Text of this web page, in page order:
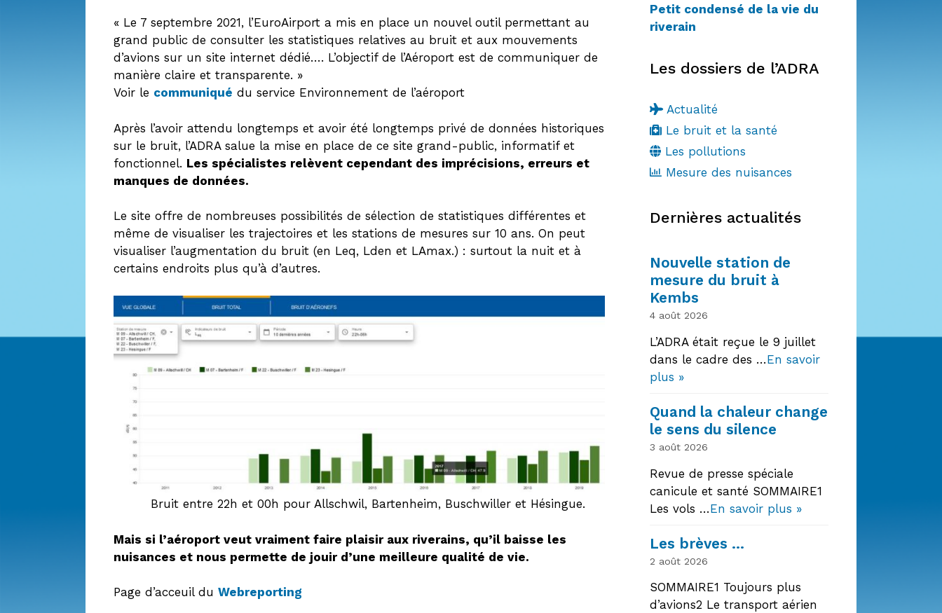
« Le 7 septembre 2021, l’EuroAirport a mis en place un nouvel outil permettant au
grand public de consulter les statistiques relatives au bruit et aux mouvements
d’avions sur un site internet dédié…. L’objectif de l’Aéroport est de communiquer de
manière claire et transparente. »
Voir le communiqué du service Environnement de l’aéroport
Après l’avoir attendu longtemps et avoir été longtemps privé de données historiques
sur le bruit, l’ADRA salue la mise en place de ce site grand-public, informatif et
fonctionnel. Les spécialistes relèvent cependant des imprécisions, erreurs et
manques de données.
Le site offre de nombreuses possibilités de sélection de statistiques différentes et
même de visualiser les trajectoires et les stations de mesures sur 10 ans. On peut
visualiser l’augmentation du bruit (en Leq, Lden et LAmax.) : surtout la nuit et à
certains endroits plus qu’à d’autres.
Bruit entre 22h et 00h pour Allschwil, Bartenheim, Buschwiller et Hésingue.
Mais si l’aéroport veut vraiment faire plaisir aux riverains, qu’il baisse les
nuisances et nous permette de jouir d’une meilleure qualité de vie.
Page d’acceuil du Webreporting
Petit condensé de la vie du
riverain
Les dossiers de l’ADRA
Actualité
Le bruit et la santé
Les pollutions
Mesure des nuisances
Dernières actualités
Nouvelle station de
mesure du bruit à
Kembs
4 août 2026
L’ADRA était reçue le 9 juillet
dans le cadre des …En savoir
plus »
Quand la chaleur change
le sens du silence
3 août 2026
Revue de presse spéciale
canicule et santé SOMMAIRE1
Les vols …En savoir plus »
Les brèves …
2 août 2026
SOMMAIRE1 Toujours plus
d’avions2 Le transport aérien